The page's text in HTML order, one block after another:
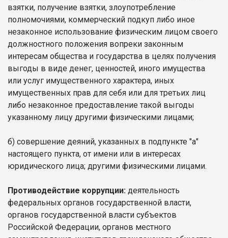
взятки, получение взятки, злоупотребление
полномочиями, коммерческий подкуп либо иное
незаконное использование физическим лицом своего
должностного положения вопреки законным
интересам общества и государства в целях получения
выгоды в виде денег, ценностей, иного имущества
или услуг имущественного характера, иных
имущественных прав для себя или для третьих лиц
либо незаконное предоставление такой выгоды
указанному лицу другими физическими лицами;
б) совершение деяний, указанных в подпункте "а"
настоящего пункта, от имени или в интересах
юридического лица; другими физическими лицами.
Противодействие коррупции: деятельность
федеральных органов государственной власти,
органов государственной власти субъектов
Российской Федерации, органов местного